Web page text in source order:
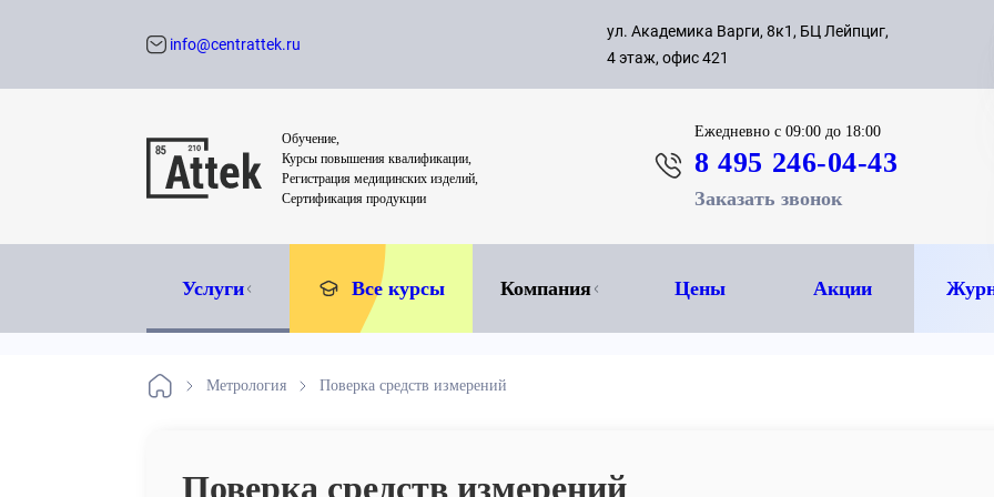
с 09:00
8 495
info@centrattek.ru
ул. Академика Варги, 8к1, БЦ Лейпциг,
4 этаж, офис 421
Обучение,
Курсы повышения квалификации,
Регистрация медицинских изделий,
Сертификация продукции
Ежедневнос 09:00 до 18:00
8 495 246-04-43
Заказать звонок
Услуги Все курсы Компания Цены Акции
Метрология Поверка средств измерений
Поверка средств измерений